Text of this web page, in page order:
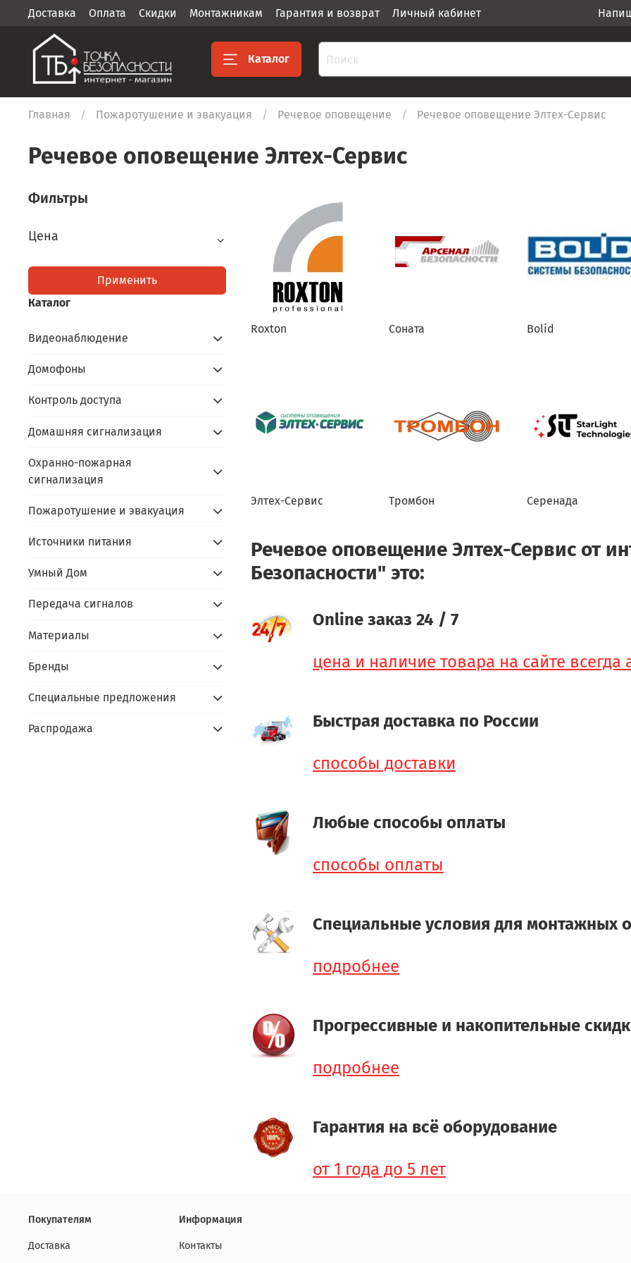
Доставка Оплата Скидки Монтажникам Гарантия и возврат Личный кабинет
Каталог
Главная Пожаротушение и эвакуация Речевое оповещение Речевое оповещение Элтех-Сервис
Речевое оповещение Элтех-Сервис
Roxton Соната Bolid
Элтех-Сервис Тромбон Серенада
Речевое оповещение Элтех-Сервис от
Безопасности" это:
Online заказ 24 / 7
цена и наличие товара на сайте всегда
Быстрая доставка по России
способы доставки
Любые способы оплаты
способы оплаты
Специальные условия для монтажных
подробнее
Прогрессивные и накопительные
подробнее
Гарантия на всё оборудование
от 1 года до 5 лет
Фильтры
Цена
Применить
Каталог
Видеонаблюдение
Домофоны
Контроль доступа
Домашняя сигнализация
Охранно-пожарная
сигнализация
Пожаротушение и эвакуация
Источники питания
Умный Дом
Передача сигналов
Материалы
Бренды
Специальные предложения
Распродажа
Покупателям
Доставка
Информация
Контакты